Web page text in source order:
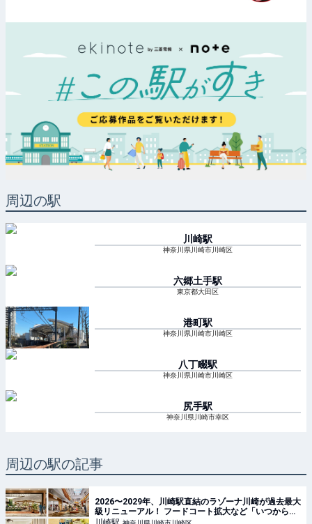
周辺の駅
川崎駅
神奈川県川崎市川崎区
六郷土手駅
東京都大田区
港町駅
神奈川県川崎市川崎区
八丁畷駅
神奈川県川崎市川崎区
尻手駅
神奈川県川崎市幸区
周辺の駅の記事
2026〜2029年、川崎駅直結のラゾーナ川崎が過去最大
級リニューアル！ フードコート拡大など「いつから何
が変わるか」徹底解説！ | 旅とおでかけ 鉄道チャンネ